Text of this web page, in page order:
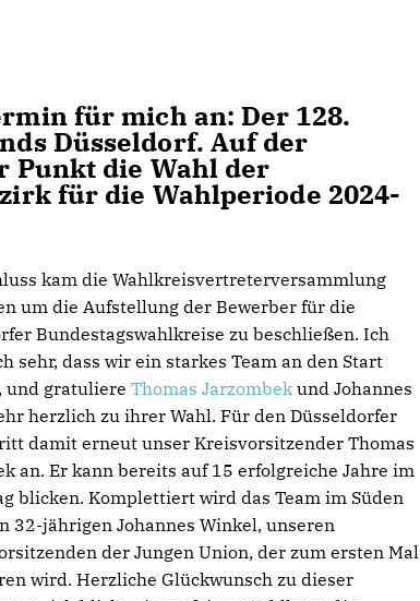
für mich an: Der 128.
Düsseldorf. Auf der
Punkt die Wahl der
für die Wahlperiode 2024-
kam die Wahlkreisvertreterversammlung
um die Aufstellung der Bewerber für die
Bundestagswahlkreise zu beschließen. Ich
sehr, dass wir ein starkes Team an den Start
und gratuliere Thomas Jarzombekund Johannes
herzlich zu ihrer Wahl. Für den Düsseldorfer
damit erneut unser Kreisvorsitzender Thomas
an. Er kann bereits auf 15 erfolgreiche Jahre im
blicken. Komplettiert wird das Team im Süden
32-jährigen Johannes Winkel, unseren
der Jungen Union, der zum ersten Mal
wird. Herzliche Glückwunsch zu dieser